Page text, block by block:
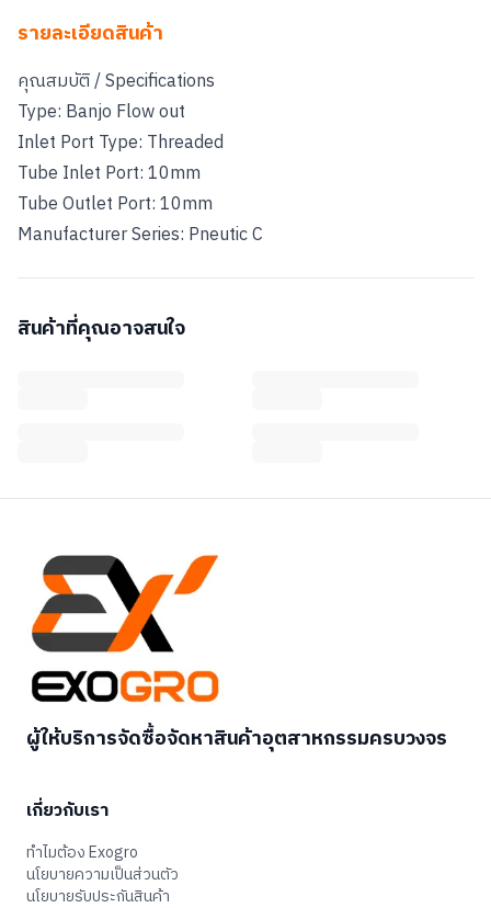
รายละเอียดสินค้า
คุณสมบัติ / Specifications
Type: Banjo Flow out
Inlet Port Type: Threaded
Tube Inlet Port: 10mm
Tube Outlet Port: 10mm
สินค้าที่คุณอาจสนใจ
ผู้ให้บริการจัดซื้อจัดหาสินค้าอุตสาหกรรมครบวงจร
เกี่ยวกับเรา
ทำไมต้อง Exogro
นโยบายความเป็นส่วนตัว
นโยบายรับประกันสินค้า